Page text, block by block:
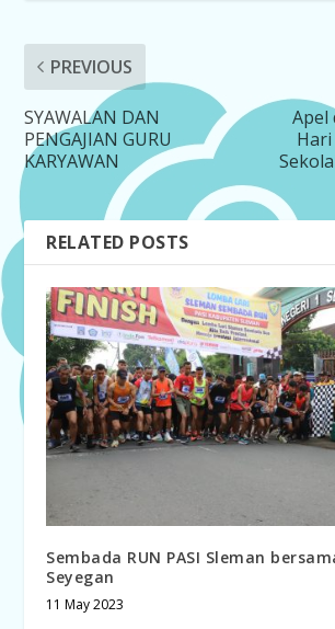
PREVIOUS
SYAWALAN DAN
PENGAJIAN GURU
KARYAWAN
Apel
RELATED POSTS
Sembada RUN PASI Sleman
Seyegan
11 May 2023